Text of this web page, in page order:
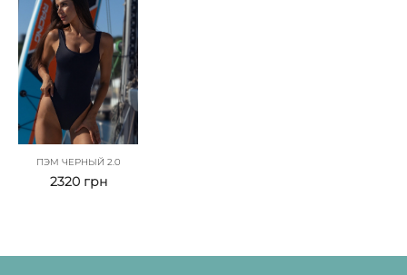
ПЭМ ЧЕРНЫЙ 2.0
2320 грн